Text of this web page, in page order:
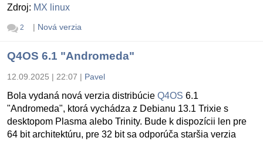
Zdroj: MX linux
2 | Nová verzia
Q4OS 6.1 "Andromeda"
12.09.2025 | 22:07 | Pavel
Bola vydaná nová verzia distribúcie Q4OS 6.1
"Andromeda", ktorá vychádza z Debianu 13.1 Trixie s
desktopom Plasma alebo Trinity. Bude k dispozícii len pre
64 bit architektúru, pre 32 bit sa odporúča staršia verzia